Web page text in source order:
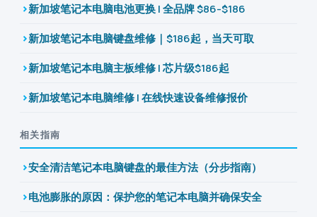
新加坡笔记本电脑电池更换 | 全品牌 $86-$186
新加坡笔记本电脑键盘维修｜$186起，当天可取
新加坡笔记本电脑主板维修 | 芯片级$186起
新加坡笔记本电脑维修 | 在线快速设备维修报价
相关指南
安全清洁笔记本电脑键盘的最佳方法（分步指南）
电池膨胀的原因：保护您的笔记本电脑并确保安全